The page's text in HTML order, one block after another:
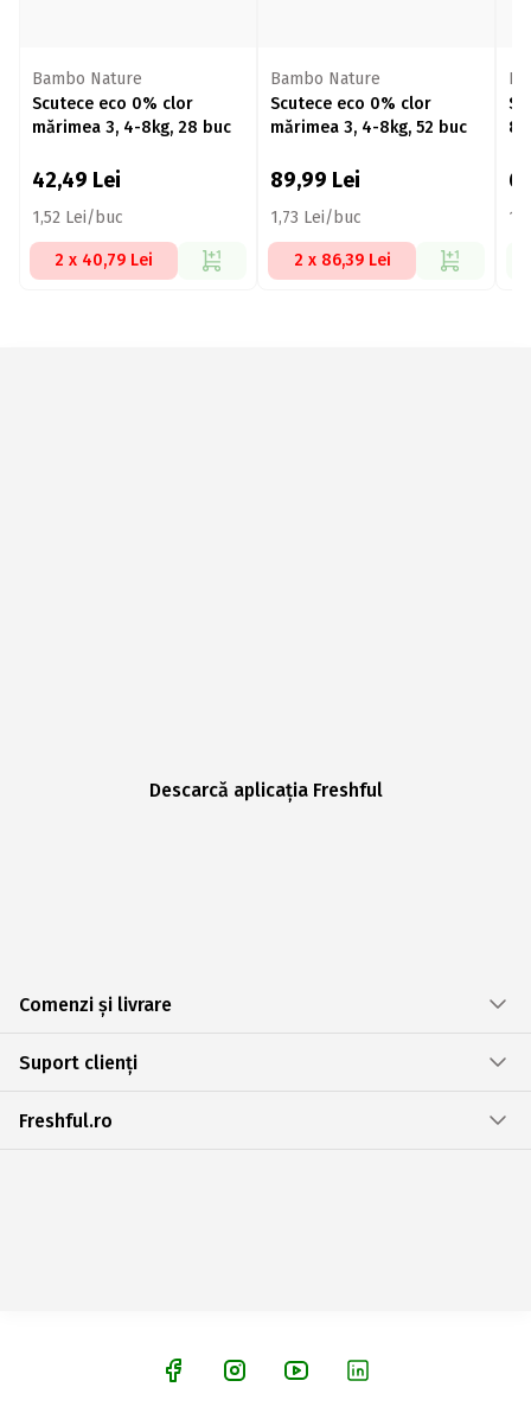
Bambo Nature
Scutece eco 0% clor
mărimea 3, 4-8kg, 28 buc
42,49 Lei
1,52 Lei/buc
2 x 40,79 Lei
Bambo Nature
Scutece eco 0% clor
mărimea 3, 4-8kg, 52 buc
89,99 Lei
1,73 Lei/buc
2 x 86,39 Lei
Descarcă aplicația Freshful
Comenzi și livrare
Suport clienți
Freshful.ro